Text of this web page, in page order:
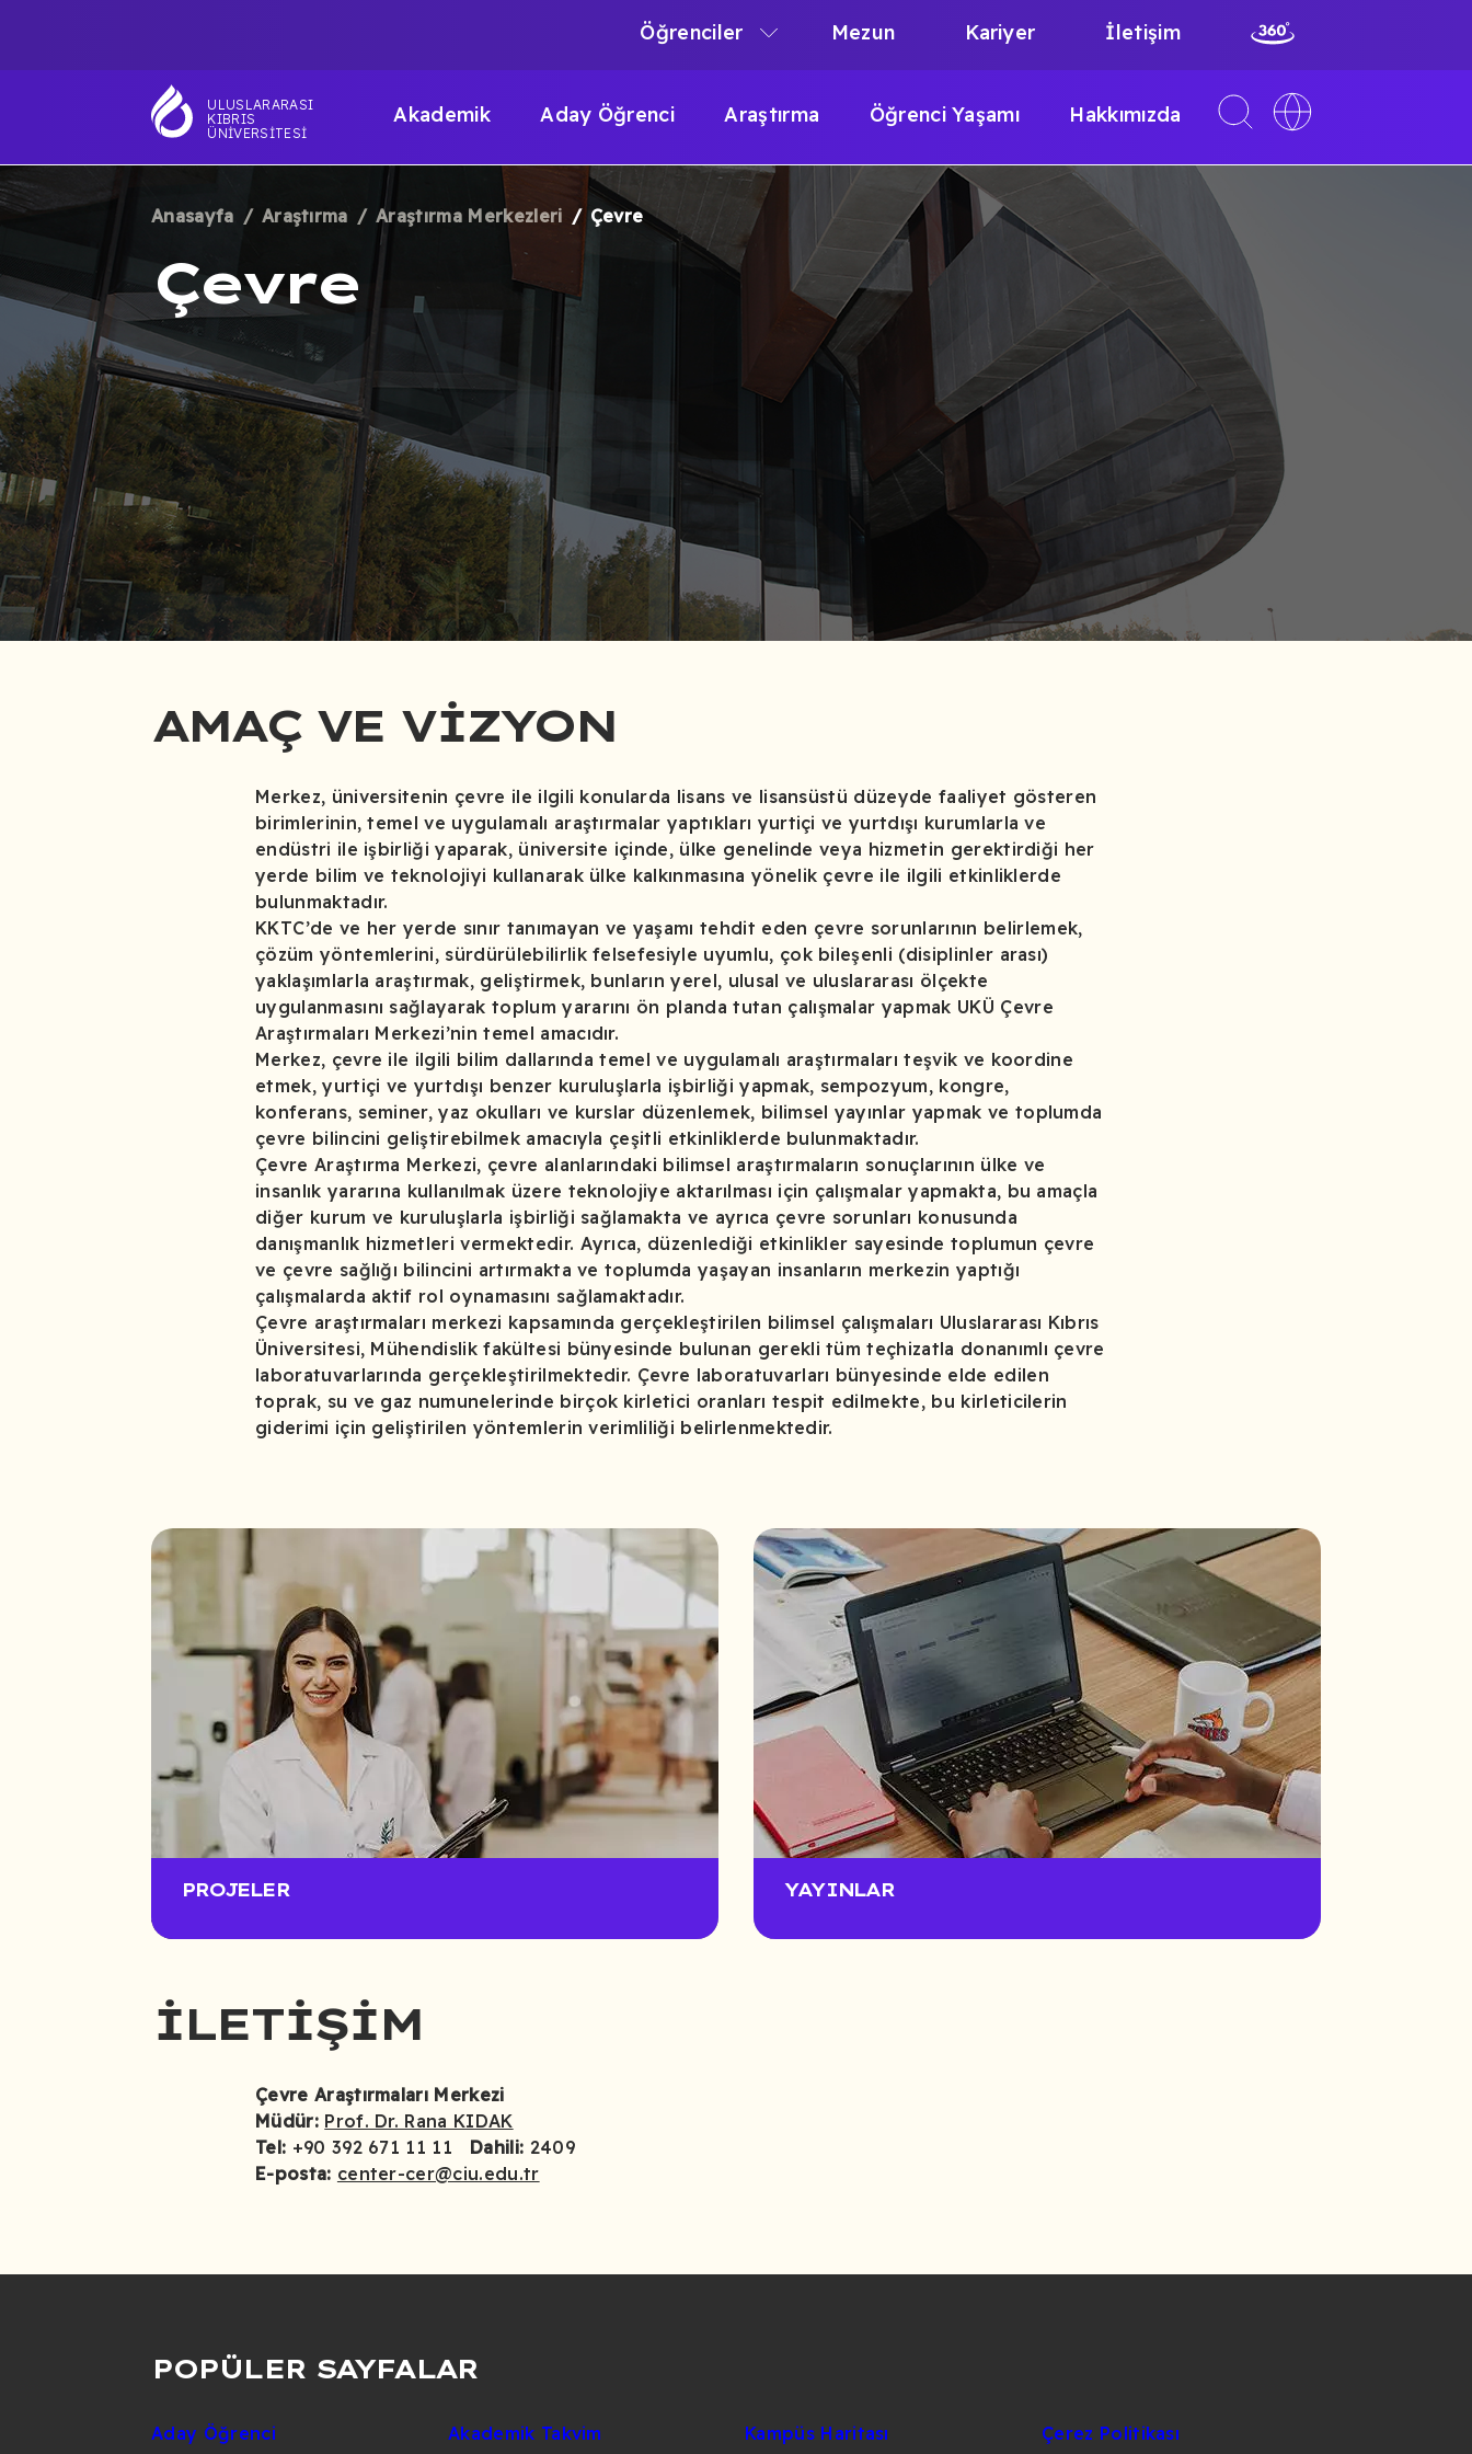
atla
ULUSLARARASI
KIBRIS
ÜNIVERSITESI
MAIN
NAVIGATION
Akademik Aday Öğrenci Araştırma Öğrenci Yaşamı Hakkımızda
NAVIGATION
Öğrenciler Mezun Kariyer İletişim
Toggle
search
Toggle
language
SAYFA
YOLU
Anasayfa Araştırma Araştırma Merkezleri Çevre
Çevre
AMAÇ VE VIZYON
Merkez, üniversitenin çevre ile ilgili konularda lisans ve lisansüstü düzeyde faaliyet gösteren
birimlerinin, temel ve uygulamalı araştırmalar yaptıkları yurtiçi ve yurtdışı kurumlarla ve
endüstri ile işbirliği yaparak, üniversite içinde, ülke genelinde veya hizmetin gerektirdiği her
yerde bilim ve teknolojiyi kullanarak ülke kalkınmasına yönelik çevre ile ilgili etkinliklerde
bulunmaktadır.
KKTC’de ve her yerde sınır tanımayan ve yaşamı tehdit eden çevre sorunlarının belirlemek,
çözüm yöntemlerini, sürdürülebilirlik felsefesiyle uyumlu, çok bileşenli (disiplinler arası)
yaklaşımlarla araştırmak, geliştirmek, bunların yerel, ulusal ve uluslararası ölçekte
uygulanmasını sağlayarak toplum yararını ön planda tutan çalışmalar yapmak UKÜ Çevre
Araştırmaları Merkezi’nin temel amacıdır.
Merkez, çevre ile ilgili bilim dallarında temel ve uygulamalı araştırmaları teşvik ve koordine
etmek, yurtiçi ve yurtdışı benzer kuruluşlarla işbirliği yapmak, sempozyum, kongre,
konferans, seminer, yaz okulları ve kurslar düzenlemek, bilimsel yayınlar yapmak ve toplumda
çevre bilincini geliştirebilmek amacıyla çeşitli etkinliklerde bulunmaktadır.
Çevre Araştırma Merkezi, çevre alanlarındaki bilimsel araştırmaların sonuçlarının ülke ve
insanlık yararına kullanılmak üzere teknolojiye aktarılması için çalışmalar yapmakta, bu amaçla
diğer kurum ve kuruluşlarla işbirliği sağlamakta ve ayrıca çevre sorunları konusunda
danışmanlık hizmetleri vermektedir. Ayrıca, düzenlediği etkinlikler sayesinde toplumun çevre
ve çevre sağlığı bilincini artırmakta ve toplumda yaşayan insanların merkezin yaptığı
çalışmalarda aktif rol oynamasını sağlamaktadır.
Çevre araştırmaları merkezi kapsamında gerçekleştirilen bilimsel çalışmaları Uluslararası Kıbrıs
Üniversitesi, Mühendislik fakültesi bünyesinde bulunan gerekli tüm teçhizatla donanımlı çevre
laboratuvarlarında gerçekleştirilmektedir. Çevre laboratuvarları bünyesinde elde edilen
toprak, su ve gaz numunelerinde birçok kirletici oranları tespit edilmekte, bu kirleticilerin
giderimi için geliştirilen yöntemlerin verimliliği belirlenmektedir.
PROJELER YAYINLAR
İLETIŞIM
Çevre Araştırmaları Merkezi
Müdür: Prof. Dr. Rana KIDAK
Tel: +90 392 671 11 11 Dahili: 2409
E-posta: center-cer@ciu.edu.tr
POPÜLER SAYFALAR
Aday Öğrenci
Akademik Takvim
Kampüs Haritası
Çerez Politikası